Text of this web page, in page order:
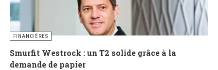
FINANCIÈRES
Smurfit Westrock : un T2 solide grâce à la
demande de papier